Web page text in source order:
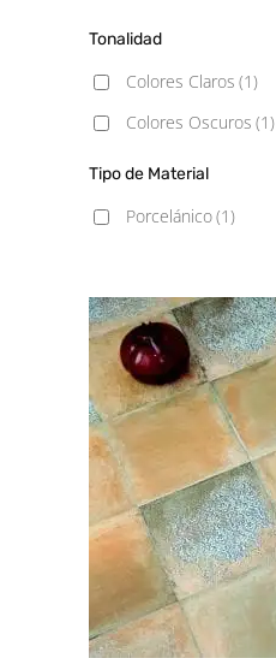
Tonalidad
Colores Claros (1)
Colores Oscuros (1)
Tipo de Material
Porcelánico(1)